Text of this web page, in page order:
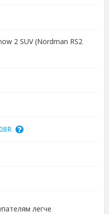
2 SUV (Nordman RS2
легче